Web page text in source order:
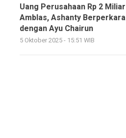
Uang Perusahaan Rp 2 Miliar
Amblas, Ashanty Berperkara
dengan Ayu Chairun
5 Oktober 2025 - 15:51 WIB